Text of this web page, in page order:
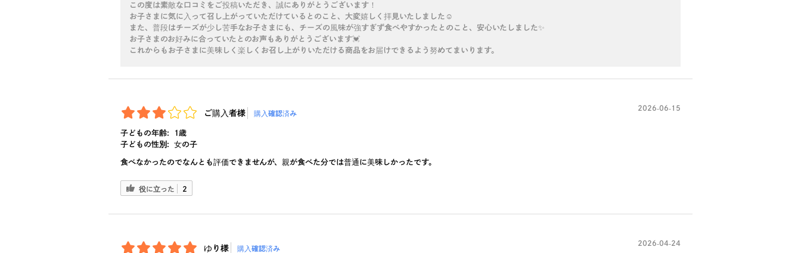
この度は素敵な口コミをご投稿いただき、誠にありがとうございます！
お子さまに気に入って召し上がっていただけているとのこと、大変嬉しく拝見いたしました☺️
また、普段はチーズが少し苦手なお子さまにも、チーズの風味が強すぎず食べやすかったとのこと、安心いたしました✨
お子さまのお好みに合っていたとのお声もありがとうございます💓
これからもお子さまに美味しく楽しくお召し上がりいただける商品をお届けできるよう努めてまいります。
ご購入者様 購入確認済み
2026-06-15
子どもの年齢:
1歳
子どもの性別:
女の子
食べなかったのでなんとも評価できませんが、親が食べた分では普通に美味しかったです。
役に立った 2
ゆり様 購入確認済み
2026-04-24